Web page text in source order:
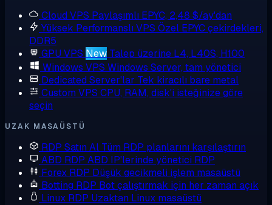
Cloud VPS Paylaşımlı EPYC, 2,48 $/ay'dan
Yüksek Performanslı VPS Özel EPYC çekirdekleri,
DDR5
GPU VPS New Talep üzerine L4, L40S, H100
Windows VPS Windows Server, tam yönetici
Dedicated Server'lar Tek kiracılı bare metal
Custom VPS CPU, RAM, disk'i isteğinize göre
seçin
UZAK MASAÜSTÜ
RDP Satın Al Tüm RDP planlarını karşılaştırın
ABD RDP ABD IP'lerinde yönetici RDP
Forex RDP Düşük gecikmeli işlem masaüstü
Botting RDP Bot çalıştırmak için her zaman açık
Linux RDP Uzaktan Linux masaüstü